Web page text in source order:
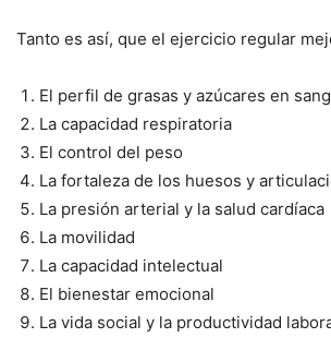
Tanto es así, que el ejercicio regular
El perfil de grasas y azúcares en
La capacidad respiratoria
El control del peso
La fortaleza de los huesos y
La presión arterial y la salud cardíaca
La movilidad
La capacidad intelectual
El bienestar emocional
La vida social y la productividad